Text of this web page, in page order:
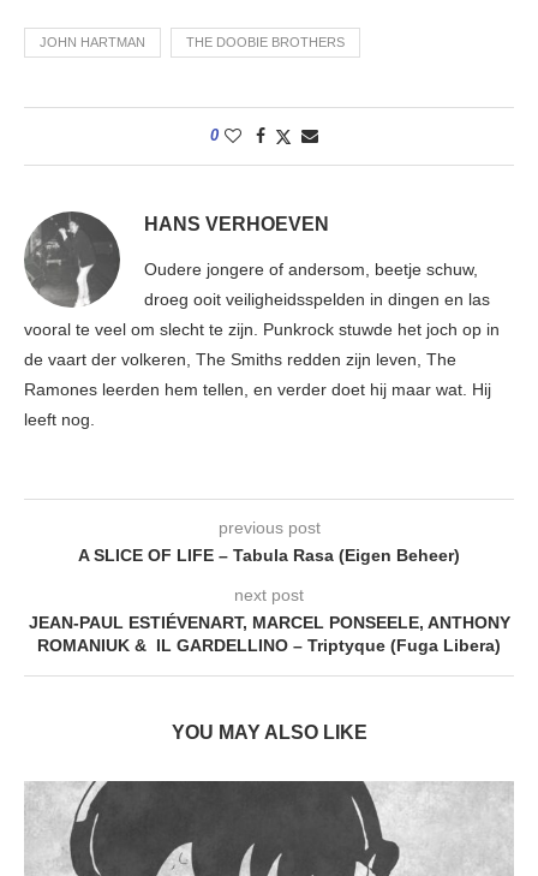
JOHN HARTMAN THE DOOBIE BROTHERS
0
HANS VERHOEVEN
Oudere jongere of andersom, beetje schuw,
droeg ooit veiligheidsspelden in dingen en las
vooral te veel om slecht te zijn. Punkrock stuwde het joch op in
de vaart der volkeren, The Smiths redden zijn leven, The
Ramones leerden hem tellen, en verder doet hij maar wat. Hij
leeft nog.
previous post
A SLICE OF LIFE – Tabula Rasa (Eigen Beheer)
next post
JEAN-PAUL ESTIÉVENART, MARCEL PONSEELE, ANTHONY
ROMANIUK & IL GARDELLINO – Triptyque (Fuga Libera)
YOU MAY ALSO LIKE